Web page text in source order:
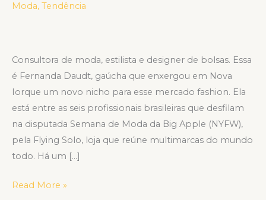
Moda, Tendência
Consultora de moda, estilista e designer de bolsas. Essa
é Fernanda Daudt, gaúcha que enxergou em Nova
Iorque um novo nicho para esse mercado fashion. Ela
está entre as seis profissionais brasileiras que desfilam
na disputada Semana de Moda da Big Apple (NYFW),
pela Flying Solo, loja que reúne multimarcas do mundo
todo. Há um […]
sustentáveis
Semana
de
Moda
Nova
Iorque
Read More »